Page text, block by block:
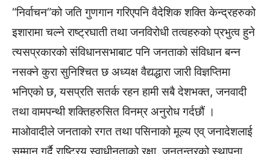
“निर्वाचन”को जति गुणगान गरिएपनि वैदेशिक शक्ति केन्द्रहरुको
इशारामा चल्ने राष्ट्रघाती तथा जनविरोधी तत्वहरुको प्रभुत्व हुने
त्यसप्रकारको संविधानसभाबाट पनि जनताको संविधान बन्न
नसक्ने कुरा सुनिश्चित छ अध्यक्ष वैद्यद्धारा जारी विज्ञप्तिमा
भनिएको छ, यसप्रति सतर्क रहन हामी सबै देशभक्त, जनवादी
तथा वामपन्थी शक्तिहरुसित विनम्र अनुरोध गर्दछौं ।
माओवादीले जनताको रगत तथा पसिनाको मूल्य एव् जनादेशलाई